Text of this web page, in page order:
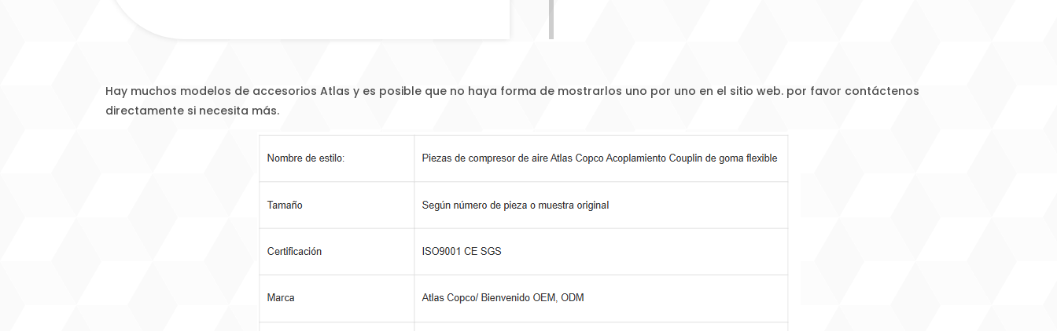
Hay muchos modelos de accesorios Atlas y es posible que no haya forma de mostrarlos uno por uno en el sitio web. por favor contáctenos
directamente si necesita más.